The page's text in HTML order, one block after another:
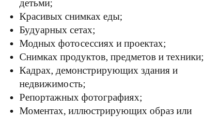
детьми;
Красивых снимках еды;
Будуарных сетах;
Модных фотосессиях и проектах;
Снимках продуктов, предметов и техники;
Кадрах, демонстрирующих здания и
недвижимость;
Репортажных фотографиях;
Моментах, иллюстрирующих образ или